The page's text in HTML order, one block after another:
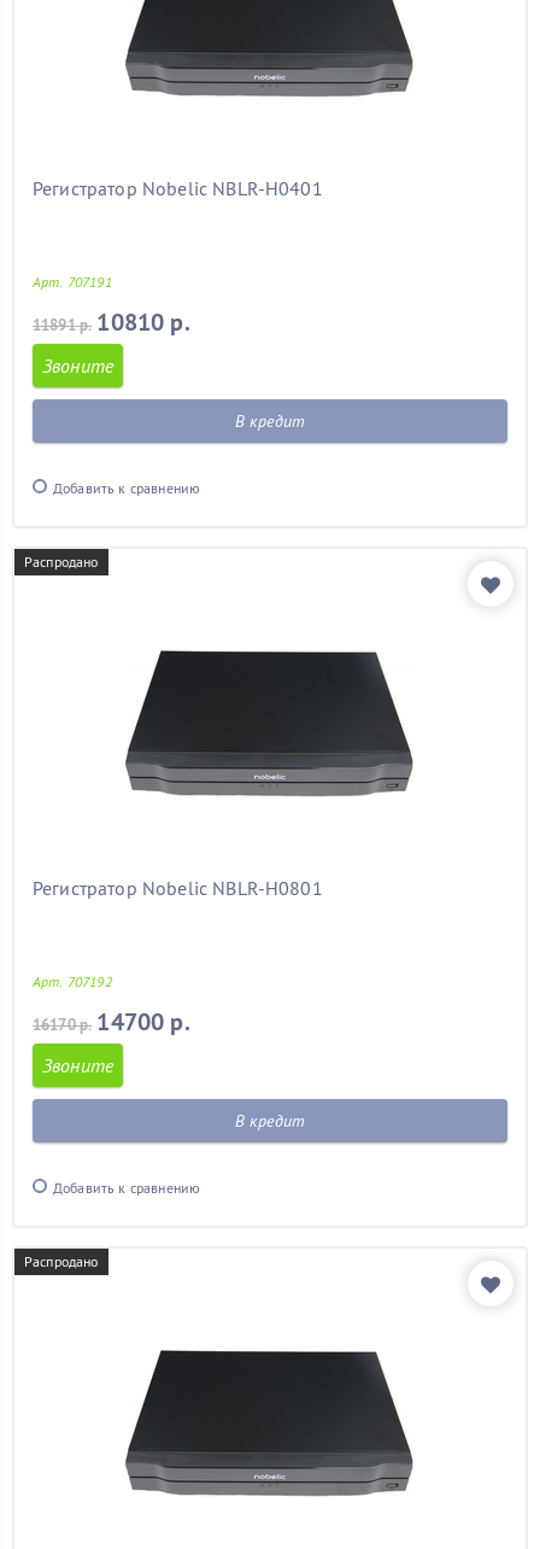
Регистратор Nobelic NBLR-H0401
Арт. 707191
11891 р. 10810 р.
Звоните
В кредит
Добавить к сравнению
Распродано
Регистратор Nobelic NBLR-H0801
Арт. 707192
16170 р. 14700 р.
Звоните
В кредит
Добавить к сравнению
Распродано